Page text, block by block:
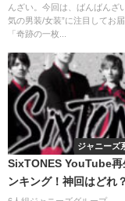
尊敬しますね！
ボクシングに転向す
ックありの試合を
生自慢できるでしょ
男気あるヒカキンの
んざい。今回は、ばんばんざ
気の男装/女装”に注目してお
「奇跡の一枚...
ジャニーズ
SixTONES YouTube再
ンキング！神回はどれ？